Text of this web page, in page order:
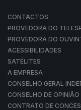
CONTACTOS
PROVEDORA DO
PROVEDORA DO
ACESSIBILIDADES
SATÉLITES
A EMPRESA
CONSELHO GERAL
CONSELHO DE OPINIÃO
CONTRATO DE